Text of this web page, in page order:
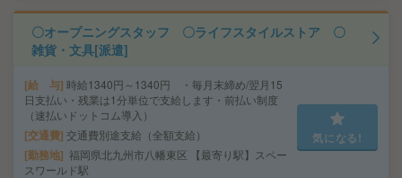
〇オープニングスタッフ 〇ライフスタイルストア 〇
雑貨・文具[派遣]
給 与 時給1340円～1340円 ・毎月末締め/翌月15
日支払い・残業は1分単位で支給します・前払い制度
（速払いドットコム導入）
交通費 交通費別途支給（全額支給）
勤務地 福岡県北九州市八幡東区 【最寄り駅】スペー
スワールド駅
気になる!